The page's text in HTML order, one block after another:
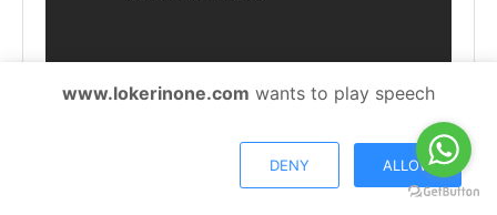
www.lokerinone.com wants to play speech
DENY ALLOW